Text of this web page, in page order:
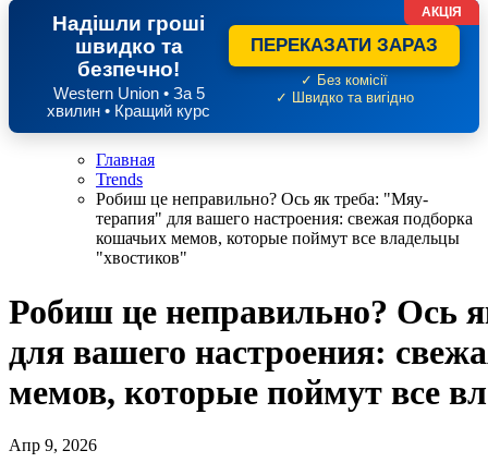
Надішли гроші
швидко та
безпечно!
Western Union • За 5
хвилин • Кращий курс
ПЕРЕКАЗАТИ ЗАРАЗ
✓ Без комісії
✓ Швидко та вигідно
АКЦІЯ
Главная
Trends
Робиш це неправильно? Ось як треба: "Мяу-
терапия" для вашего настроения: свежая подборка
кошачьих мемов, которые поймут все владельцы
"хвостиков"
Робиш це неправильно? Ось
для вашего настроения:
мемов, которые поймут все
Апр 9, 2026